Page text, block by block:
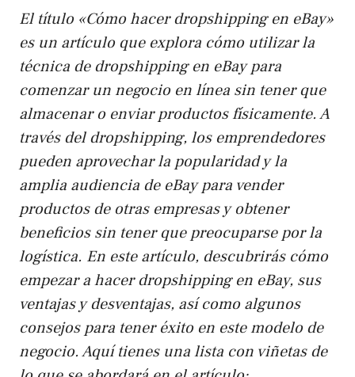
El título «Cómo hacer dropshipping en eBay»
es un artículo que explora cómo utilizar la
técnica de dropshipping en eBay para
comenzar un negocio en línea sin tener que
almacenar o enviar productos físicamente. A
través del dropshipping, los emprendedores
pueden aprovechar la popularidad y la
amplia audiencia de eBay para vender
productos de otras empresas y obtener
beneficios sin tener que preocuparse por la
logística. En este artículo, descubrirás cómo
empezar a hacer dropshipping en eBay, sus
ventajas y desventajas, así como algunos
consejos para tener éxito en este modelo de
negocio. Aquí tienes una lista con viñetas de